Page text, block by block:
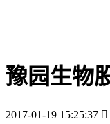
豫园生物
2017-01-19 15:25:37 